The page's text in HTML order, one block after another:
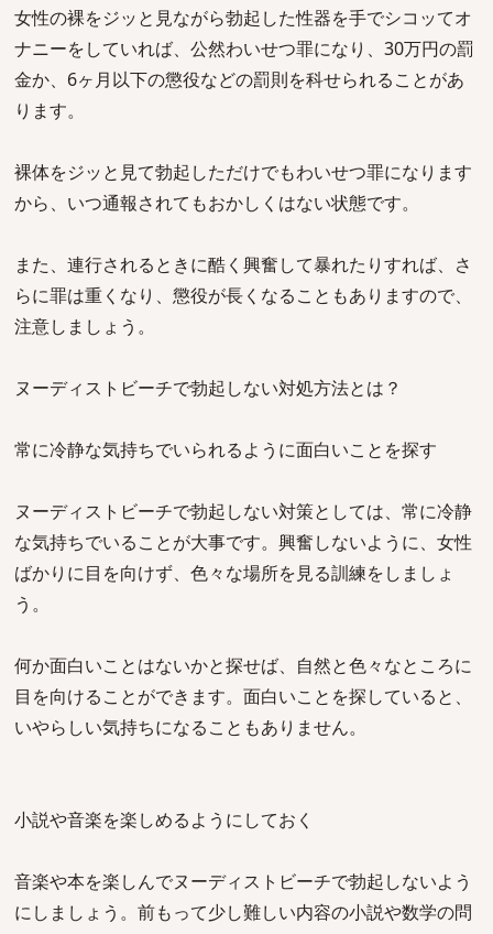
女性の裸をジッと見ながら勃起した性器を手でシコッてオ
ナニーをしていれば、公然わいせつ罪になり、30万円の罰
金か、6ヶ月以下の懲役などの罰則を科せられることがあ
ります。
裸体をジッと見て勃起しただけでもわいせつ罪になります
から、いつ通報されてもおかしくはない状態です。
また、連行されるときに酷く興奮して暴れたりすれば、さ
らに罪は重くなり、懲役が長くなることもありますので、
注意しましょう。
ヌーディストビーチで勃起しない対処方法とは？
常に冷静な気持ちでいられるように面白いことを探す
ヌーディストビーチで勃起しない対策としては、常に冷静
な気持ちでいることが大事です。興奮しないように、女性
ばかりに目を向けず、色々な場所を見る訓練をしましょ
う。
何か面白いことはないかと探せば、自然と色々なところに
目を向けることができます。面白いことを探していると、
いやらしい気持ちになることもありません。
小説や音楽を楽しめるようにしておく
音楽や本を楽しんでヌーディストビーチで勃起しないよう
にしましょう。前もって少し難しい内容の小説や数学の問